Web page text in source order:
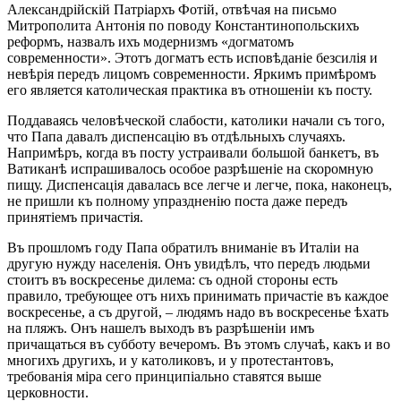
Александрійскій Патріархъ Фотій, отвѣчая на письмо
Митрополита Антонія по поводу Константинопольскихъ
реформъ, назвалъ ихъ модернизмъ «догматомъ
современности». Этотъ догматъ есть исповѣданіе безсилія и
невѣрія передъ лицомъ современности. Яркимъ примѣромъ
его является католическая практика въ отношеніи къ посту.
Поддаваясь человѣческой слабости, католики начали съ того,
что Папа давалъ диспенсацію въ отдѣльныхъ случаяхъ.
Напримѣръ, когда въ посту устраивали большой банкетъ, въ
Ватиканѣ испрашивалось особое разрѣшеніе на скоромную
пищу. Диспенсація давалась все легче и легче, пока, наконецъ,
не пришли къ полному упраздненію поста даже передъ
принятіемъ причастія.
Въ прошломъ году Папа обратилъ вниманіе въ Италіи на
другую нужду населенія. Онъ увидѣлъ, что передъ людьми
стоитъ въ воскресенье дилема: съ одной стороны есть
правило, требующее отъ нихъ принимать причастіе въ каждое
воскресенье, а съ другой, – людямъ надо въ воскресенье ѣхать
на пляжъ. Онъ нашелъ выходъ въ разрѣшеніи имъ
причащаться въ субботу вечеромъ. Въ этомъ случаѣ, какъ и во
многихъ другихъ, и у католиковъ, и у протестантовъ,
требованія міра сего принципіально ставятся выше
церковности.